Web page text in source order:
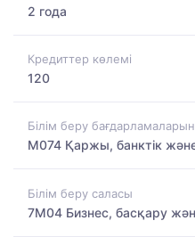
2 года
Кредиттер көлемі
120
Білім беру
M074 Қаржы, банктік
Білім беру саласы
7M04 Бизнес, басқару